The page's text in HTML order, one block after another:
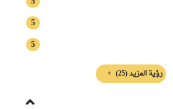
5
5
رؤية المزيد(25)